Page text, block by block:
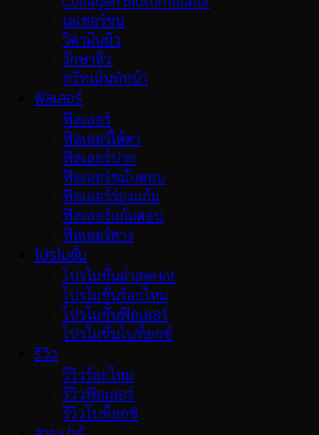
เลเซอร์ขน
วิตามินผิว
รักษาสิว
ทรีทเม้นท์หน้า
ฟิลเลอร์
ฟิลเลอร์
ฟิลเลอร์ใต้ตา
ฟิลเลอร์ปาก
ฟิลเลอร์ขมับตอบ
ฟิลเลอร์ร่องแก้ม
ฟิลเลอร์แก้มตอบ
ฟิลเลอร์คาง
โปรโมชั่น
โปรโมชั่นล่าสุด
โปรโมชั่นร้อยไหม
โปรโมชั่นฟิลเลอร์
โปรโมชั่นโบท็อกซ์
รีวิว
รีวิวร้อยไหม
รีวิวฟิลเลอร์
รีวิวโบท็อกซ์